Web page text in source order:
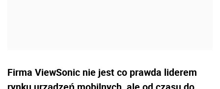
Firma ViewSonic nie jest co prawda liderem